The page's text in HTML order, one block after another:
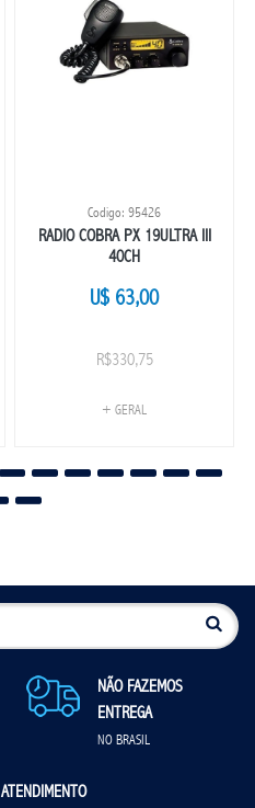
Codigo: 95426
RADIO COBRA PX 19ULTRA III
40CH
U$ 63,00
R$330,75
+ GERAL
NÃO FAZEMOS
ENTREGA
NO BRASIL
ATENDIMENTO